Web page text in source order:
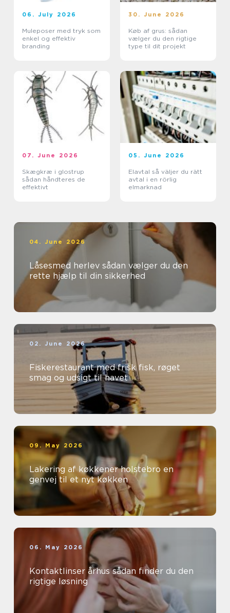
06. July 2026
Muleposer med tryk som
enkel og effektiv
branding
30. June 2026
Køb af grus: sådan
vælger du den rigtige
type til dit projekt
07. June 2026
Skægkræ i glostrup
sådan håndteres de
effektivt
05. June 2026
Elavtal så väljer du rätt
avtal i en rörlig
elmarknad
04. June 2026
Låsesmed herlev sådan vælger du den
rette hjælp til din sikkerhed
02. June 2026
Fiskerestaurant med frisk fisk, røget
smag og udsigt til havet
09. May 2026
Lakering af køkkener holstebro en
genvej til et nyt køkken
06. May 2026
Kontaktlinser århus sådan finder du den
rigtige løsning